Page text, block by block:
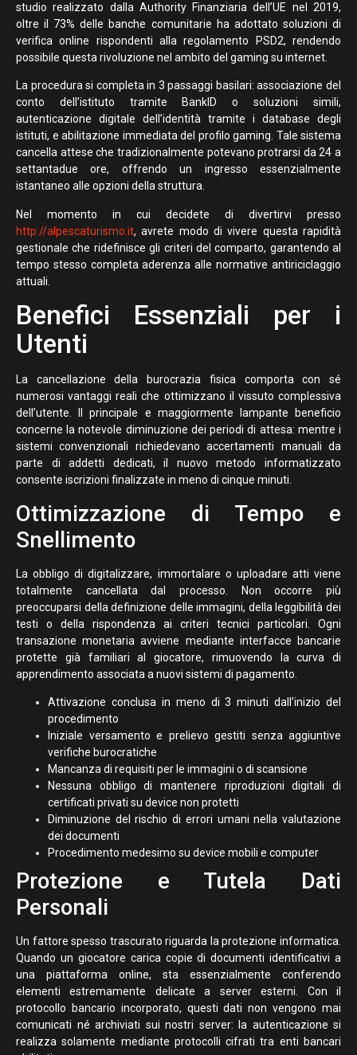
studio realizzato dalla Authority Finanziaria dell’UE nel 2019,
oltre il 73% delle banche comunitarie ha adottato soluzioni di
verifica online rispondenti alla regolamento PSD2, rendendo
possibile questa rivoluzione nel ambito del gaming su internet.
La procedura si completa in 3 passaggi basilari: associazione del
conto dell’istituto tramite BankID o soluzioni simili,
autenticazione digitale dell’identità tramite i database degli
istituti, e abilitazione immediata del profilo gaming. Tale sistema
cancella attese che tradizionalmente potevano protrarsi da 24 a
settantadue ore, offrendo un ingresso essenzialmente
istantaneo alle opzioni della struttura.
Nel momento in cui decidete di divertirvi presso
http://alpescaturismo.it, avrete modo di vivere questa rapidità
gestionale che ridefinisce gli criteri del comparto, garantendo al
tempo stesso completa aderenza alle normative antiriciclaggio
attuali.
Benefici Essenziali per i
Utenti
La cancellazione della burocrazia fisica comporta con sé
numerosi vantaggi reali che ottimizzano il vissuto complessiva
dell’utente. Il principale e maggiormente lampante beneficio
concerne la notevole diminuzione dei periodi di attesa: mentre i
sistemi convenzionali richiedevano accertamenti manuali da
parte di addetti dedicati, il nuovo metodo informatizzato
consente iscrizioni finalizzate in meno di cinque minuti.
Ottimizzazione di Tempo e
Snellimento
La obbligo di digitalizzare, immortalare o uploadare atti viene
totalmente cancellata dal processo. Non occorre più
preoccuparsi della definizione delle immagini, della leggibilità dei
testi o della rispondenza ai criteri tecnici particolari. Ogni
transazione monetaria avviene mediante interfacce bancarie
protette già familiari al giocatore, rimuovendo la curva di
apprendimento associata a nuovi sistemi di pagamento.
Attivazione conclusa in meno di 3 minuti dall’inizio del
procedimento
Iniziale versamento e prelievo gestiti senza aggiuntive
verifiche burocratiche
Mancanza di requisiti per le immagini o di scansione
Nessuna obbligo di mantenere riproduzioni digitali di
certificati privati su device non protetti
Diminuzione del rischio di errori umani nella valutazione
dei documenti
Procedimento medesimo su device mobili e computer
Protezione e Tutela Dati
Personali
Un fattore spesso trascurato riguarda la protezione informatica.
Quando un giocatore carica copie di documenti identificativi a
una piattaforma online, sta essenzialmente conferendo
elementi estremamente delicate a server esterni. Con il
protocollo bancario incorporato, questi dati non vengono mai
comunicati né archiviati sui nostri server: la autenticazione si
realizza solamente mediante protocolli cifrati tra enti bancari